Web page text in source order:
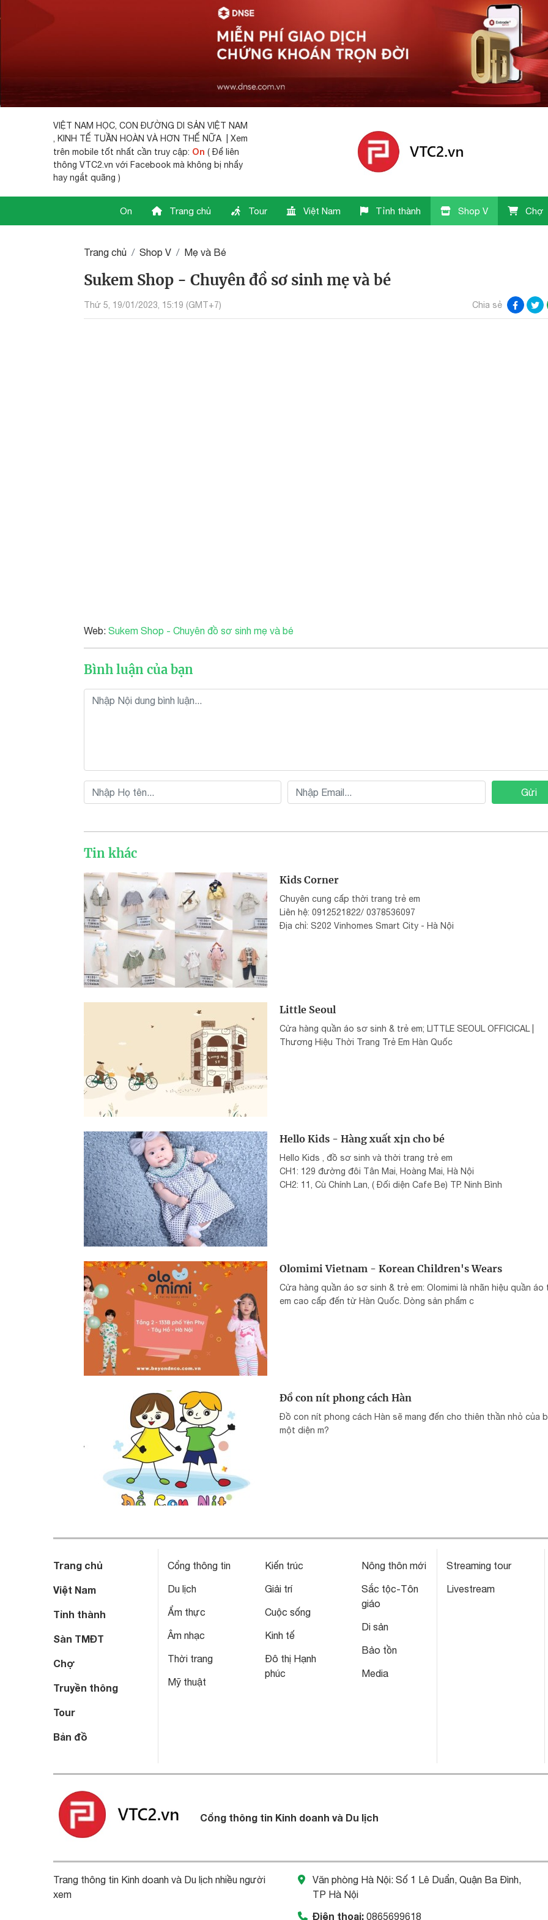
VIỆT NAM HỌC, CON ĐƯỜNG DI SẢN VIỆT NAM
, KINH TẾ TUẦN HOÀN VÀ HƠN THẾ NỮA | Xem
trên mobile tốt nhất cần truy cập: On ( Để liên
thông VTC2.vn với Facebook mà không bị nhẩy
hay ngắt quãng )
On Trang chủ Tour Việt Nam Tỉnh thành Shop V Chợ
Trang chủ Shop V Mẹ và Bé
Sukem Shop - Chuyên đồ sơ sinh mẹ và bé
Thứ 5, 19/01/2023, 15:19 (GMT+7) Chia sẻ
Web: Sukem Shop - Chuyên đồ sơ sinh mẹ và bé
Bình luận của bạn
Gửi
Tin khác
Kids Corner
Chuyên cung cấp thời trang trẻ em
Liên hệ: 0912521822/ 0378536097
Địa chỉ: S202 Vinhomes Smart City - Hà Nội
Little Seoul
Cửa hàng quần áo sơ sinh & trẻ em; LITTLE SEOUL OFFICICAL |
Thương Hiệu Thời Trang Trẻ Em Hàn Quốc
Hello Kids - Hàng xuất xịn cho bé
Hello Kids , đồ sơ sinh và thời trang trẻ em
CH1: 129 đường đôi Tân Mai, Hoàng Mai, Hà Nội
CH2: 11, Cù Chính Lan, ( Đối diện Cafe Be) TP. Ninh Bình
Olomimi Vietnam - Korean Children's Wears
Cửa hàng quần áo sơ sinh & trẻ em: Olomimi là nhãn hiệu quần áo
em cao cấp đến từ Hàn Quốc. Dòng sản phẩm c
Đồ con nít phong cách Hàn
Đồ con nít phong cách Hàn sẽ mang đến cho thiên thần nhỏ của
một diện m?
Trang chủ
Việt Nam
Tỉnh thành
Sàn TMĐT
Chợ
Truyền thông
Tour
Bản đồ
Cổng thông tin
Du lịch
Ẩm thực
Âm nhạc
Thời trang
Mỹ thuật
Kiến trúc
Giải trí
Cuộc sống
Kinh tế
Đô thị Hạnh
phúc
Nông thôn mới
Sắc tộc-Tôn
giáo
Di sản
Bảo tồn
Media
Streaming tour
Livestream
Cổng thông tin Kinh doanh và Du lịch
Trang thông tin Kinh doanh và Du lịch nhiều người
xem
Văn phòng Hà Nội: Số 1 Lê Duẩn, Quận Ba Đình,
TP Hà Nội
Điện thoại: 0865699618